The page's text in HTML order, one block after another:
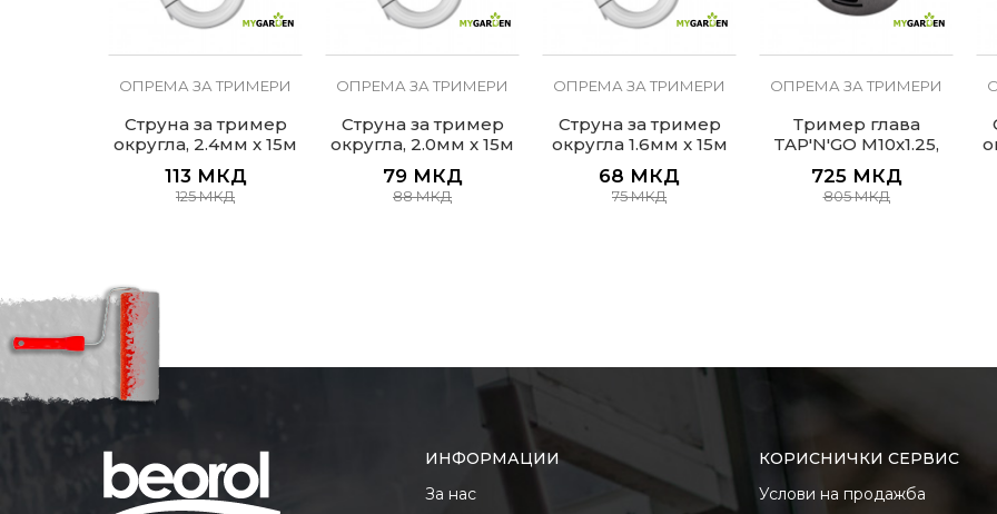
ОПРЕМА ЗА ТРИМЕРИ
Струна за тример
округла, 2.4мм x 15м
113 МКД
125МКД
ОПРЕМА ЗА ТРИМЕРИ
Струна за тример
округла, 2.0мм x 15м
79 МКД
88МКД
ОПРЕМА ЗА ТРИМЕРИ
Струна за тример
округла 1.6мм x 15м
68 МКД
75МКД
ОПРЕМА ЗА ТРИМЕРИ
Тример глава
TAP'N'GO M10x1.25,
109mm Standard plus
725 МКД
805МКД
ИНФОРМАЦИИ
За нас
КОРИСНИЧКИ СЕРВИС
Услови на продажба